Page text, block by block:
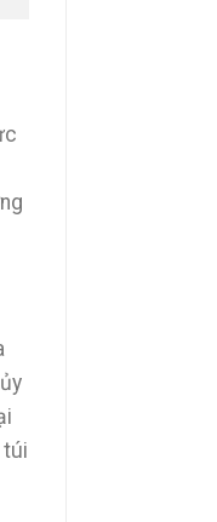
túi